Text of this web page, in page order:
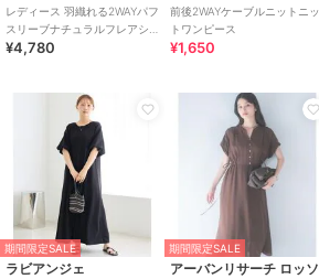
レディース 羽織れる2WAYパフ
スリーブナチュラルフレアシ
ャツワンピ
¥4,780
前後2WAYケーブルニットニッ
トワンピース
¥1,650
期間限定SALE
ラビアンジェ
期間限定SALE
アーバンリサーチ ロッソ